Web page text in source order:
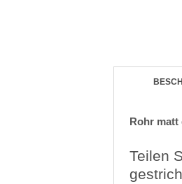
Rohr matt
Teilen